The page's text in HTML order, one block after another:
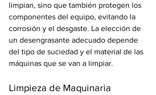
limpian, sino que también protegen los
componentes del equipo, evitando la
corrosión y el desgaste. La elección de
un desengrasante adecuado depende
del tipo de suciedad y el material de las
máquinas que se van a limpiar.
Limpieza de Maquinaria